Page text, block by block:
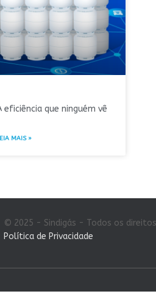
eficiência que ninguém vê
MAIS »
© 2025 - Sindigás - Todos os
Política de Privacidade